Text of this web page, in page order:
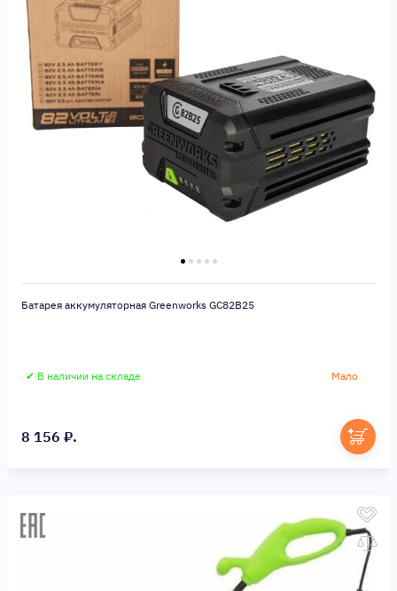
Батарея аккумуляторная Greenworks GC82B25
✔ В наличии на складе Мало
8 156 ₽.